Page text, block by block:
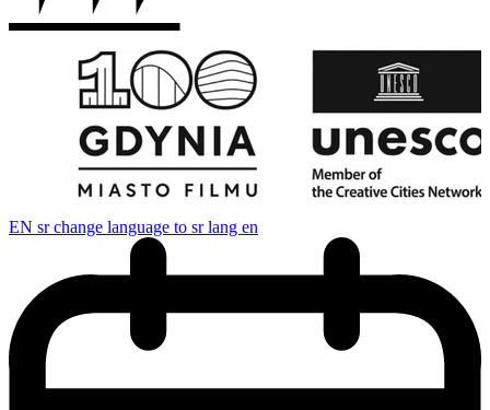
EN sr change language to sr lang en